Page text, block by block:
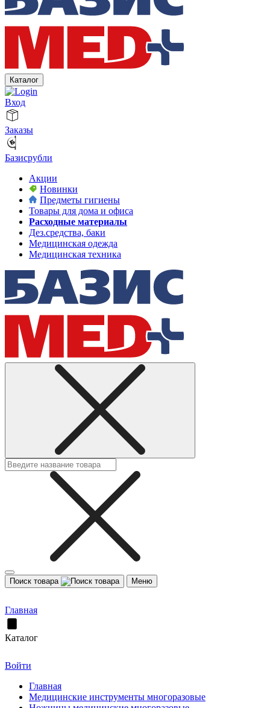
Каталог
Вход
Заказы
Базисрубли
Акции
Новинки
Предметы гигиены
Товары для дома и офиса
Расходные материалы
Дез.средства, баки
Медицинская одежда
Медицинская техника
Поиск товара Меню
Главная
Каталог
Войти
Главная
Медицинские инструменты многоразовые